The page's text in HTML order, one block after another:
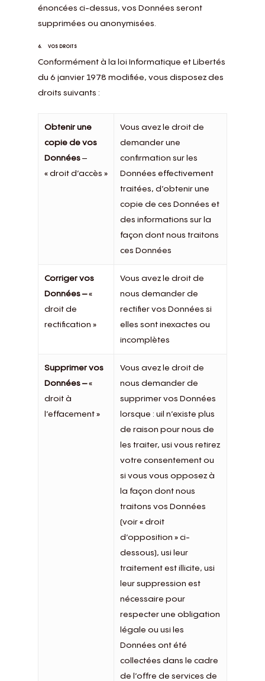
énoncées ci-dessus, vos Données seront
supprimées ou anonymisées.
6. VOS DROITS
Conformément à la loi Informatique et Libertés
du 6 janvier 1978 modifiée, vous disposez des
droits suivants :
Obtenir une
copie de vos
Données –
« droit d’accès »
Vous avez le droit de
demander une
confirmation sur les
Données effectivement
traitées, d’obtenir une
copie de ces Données et
des informations sur la
façon dont nous traitons
ces Données
Corriger vos
Données –«
droit de
rectification »
Vous avez le droit de
nous demander de
rectifier vos Données si
elles sont inexactes ou
incomplètes
Supprimer vos
Données –«
droit à
l’effacement »
Vous avez le droit de
nous demander de
supprimer vos Données
lorsque : uil n’existe plus
de raison pour nous de
les traiter, usi vous retirez
votre consentement ou
si vous vous opposez à
la façon dont nous
traitons vos Données
(voir « droit
d’opposition » ci-
dessous), usi leur
traitement est illicite, usi
leur suppression est
nécessaire pour
respecter une obligation
légale ou usi les
Données ont été
collectées dans le cadre
de l’offre de services de